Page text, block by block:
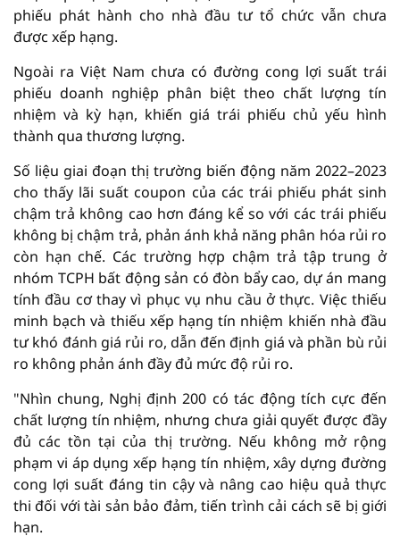
phiếu phát hành cho nhà đầu tư tổ chức vẫn chưa
được xếp hạng.
Ngoài ra Việt Nam chưa có đường cong lợi suất trái
phiếu doanh nghiệp phân biệt theo chất lượng tín
nhiệm và kỳ hạn, khiến giá trái phiếu chủ yếu hình
thành qua thương lượng.
Số liệu giai đoạn thị trường biến động năm 2022–2023
cho thấy lãi suất coupon của các trái phiếu phát sinh
chậm trả không cao hơn đáng kể so với các trái phiếu
không bị chậm trả, phản ánh khả năng phân hóa rủi ro
còn hạn chế. Các trường hợp chậm trả tập trung ở
nhóm TCPH bất động sản có đòn bẩy cao, dự án mang
tính đầu cơ thay vì phục vụ nhu cầu ở thực. Việc thiếu
minh bạch và thiếu xếp hạng tín nhiệm khiến nhà đầu
tư khó đánh giá rủi ro, dẫn đến định giá và phần bù rủi
ro không phản ánh đầy đủ mức độ rủi ro.
"Nhìn chung, Nghị định 200 có tác động tích cực đến
chất lượng tín nhiệm, nhưng chưa giải quyết được đầy
đủ các tồn tại của thị trường. Nếu không mở rộng
phạm vi áp dụng xếp hạng tín nhiệm, xây dựng đường
cong lợi suất đáng tin cậy và nâng cao hiệu quả thực
thi đối với tài sản bảo đảm, tiến trình cải cách sẽ bị giới
hạn.